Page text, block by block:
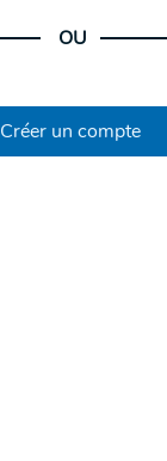
OU
Créer un compte